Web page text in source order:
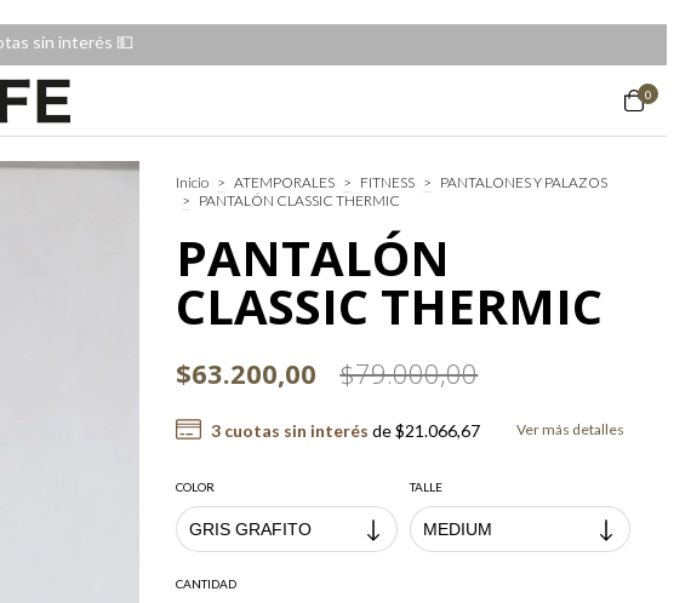
sin interés 💵
0
Inicio > ATEMPORALES > FITNESS > PANTALONES Y PALAZOS
> PANTALÓN CLASSIC THERMIC
PANTALÓN
CLASSIC THERMIC
$63.200,00 $79.000,00
3 cuotas sin interés de$21.066,67 Ver más detalles
COLOR TALLE
CANTIDAD